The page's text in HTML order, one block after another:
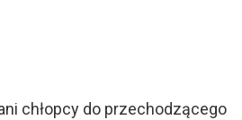
chłopcy do przechodzącego